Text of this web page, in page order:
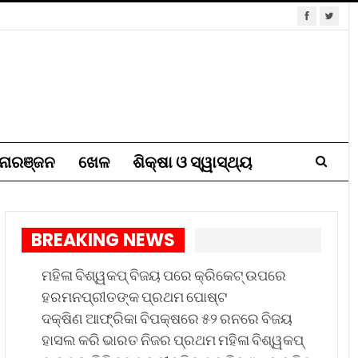
ଖେଳ
ଶିକ୍ଷା ଓ ସ୍ୱାସ୍ଥ୍ୟ
BREAKING NEWS
ମହିଳା ବିଶ୍ୱକପ୍ ବିଜୟ ପରେ କ୍ରିକେଟ୍ ଉପରେ
ହରମନପ୍ରୀତଙ୍କ ପ୍ରଥମ ପୋଷ୍ଟ
ଦକ୍ଷିଣ ଆଫ୍ରିକା ବିପକ୍ଷରେ ୫୨ ରନରେ ବିଜୟ
ହାସଲ କରି ଭାରତ ନିଜର ପ୍ରଥମ ମହିଳା ବିଶ୍ୱକପ୍